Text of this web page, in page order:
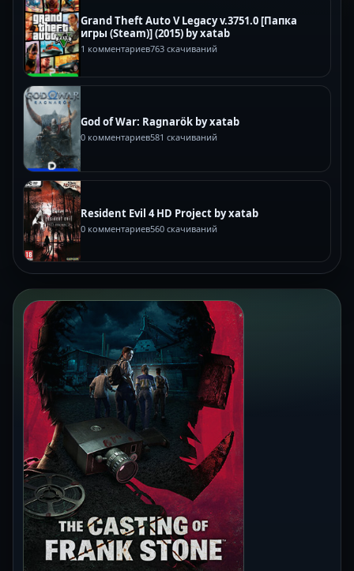
Grand Theft Auto V Legacy v.3751.0 [Папка
игры (Steam)] (2015) by xatab
1 комментариев763 скачиваний
God of War: Ragnarök by xatab
0 комментариев581 скачиваний
Resident Evil 4 HD Project by xatab
0 комментариев560 скачиваний